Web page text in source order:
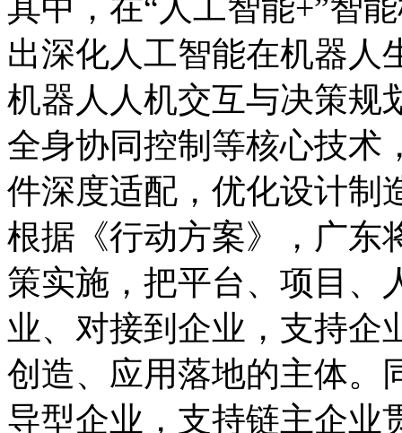
其中，在“人工智能+”智
出深化人工智能在机器人
机器人人机交互与决策规
全身协同控制等核心技术
件深度适配，优化设计制
根据《行动方案》，广东
策实施，把平台、项目、
业、对接到企业，支持企
创造、应用落地的主体。
导型企业，支持链主企业